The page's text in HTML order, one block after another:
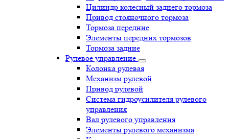
Цилиндр колесный заднего тормоза
Привод стояночного тормоза
Тормоза передние
Элементы передних тормозов
Тормоза задние
Рулевое управление
Колонка рулевая
Механизм рулевой
Привод рулевой
Система гидроусилителя рулевого
управления
Вал рулевого управления
Элементы рулевого механизма